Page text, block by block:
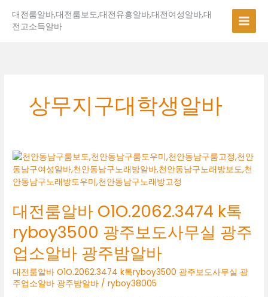
대전룸알바,대전룸보도,대전유흥알바,대전여성알바,대
전고소득알바
상무지구대학생알바
대전룸알바 O1O.2062.3474 k톡
ryboy3500 광주보도사무실 광주
업소알바 광주밤알바
대전룸알바 O1O.2062.3474 k톡ryboy3500 광주보도사무실 광
주업소알바 광주밤알바 /ryboy38005
대
전
룸
바
O1O.2062.3474
k
톡
ryboy3500
광
주